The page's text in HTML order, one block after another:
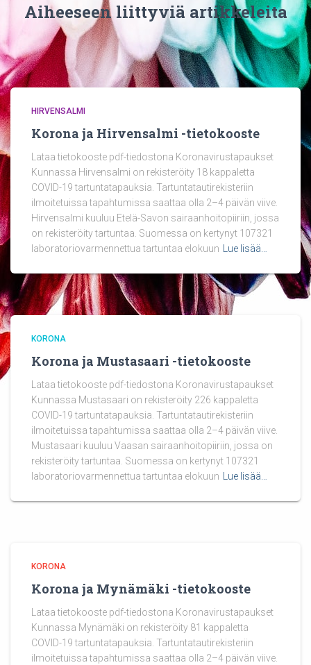
Aiheeseen liittyviä artikkeleita
HIRVENSALMI
Korona ja Hirvensalmi -tietokooste
Lataa tietokooste pdf-tiedostona Koronavirustapaukset
Kunnassa Hirvensalmi on rekisteröity 18 kappaletta
COVID-19 tartuntatapauksia. Tartuntatautirekisteriin
ilmoitetuissa tapahtumissa saattaa olla 2–4 päivän viive.
Hirvensalmi kuuluu Etelä-Savon sairaanhoitopiiriin, jossa
on rekisteröity tartuntaa. Suomessa on kertynyt 107321
laboratoriovarmennettua tartuntaa elokuun
Lue lisää…
KORONA
Korona ja Mustasaari -tietokooste
Lataa tietokooste pdf-tiedostona Koronavirustapaukset
Kunnassa Mustasaari on rekisteröity 226 kappaletta
COVID-19 tartuntatapauksia. Tartuntatautirekisteriin
ilmoitetuissa tapahtumissa saattaa olla 2–4 päivän viive.
Mustasaari kuuluu Vaasan sairaanhoitopiiriin, jossa on
rekisteröity tartuntaa. Suomessa on kertynyt 107321
laboratoriovarmennettua tartuntaa elokuun
Lue lisää…
KORONA
Korona ja Mynämäki -tietokooste
Lataa tietokooste pdf-tiedostona Koronavirustapaukset
Kunnassa Mynämäki on rekisteröity 81 kappaletta
COVID-19 tartuntatapauksia. Tartuntatautirekisteriin
ilmoitetuissa tapahtumissa saattaa olla 2–4 päivän viive.